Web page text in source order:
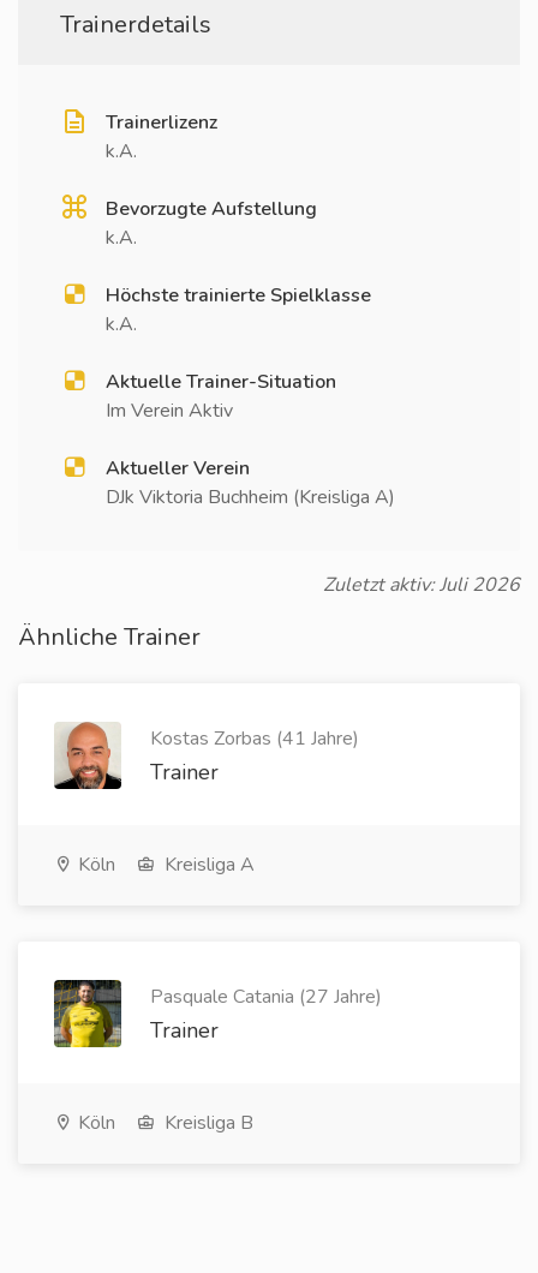
Trainerdetails
Trainerlizenz
k.A.
Bevorzugte Aufstellung
k.A.
Höchste trainierte Spielklasse
k.A.
Aktuelle Trainer-Situation
Im Verein Aktiv
Aktueller Verein
DJk Viktoria Buchheim (Kreisliga A)
Zuletzt aktiv: Juli 2026
Ähnliche Trainer
Kostas Zorbas (41 Jahre)
Trainer
Köln Kreisliga A
Pasquale Catania (27 Jahre)
Trainer
Köln Kreisliga B